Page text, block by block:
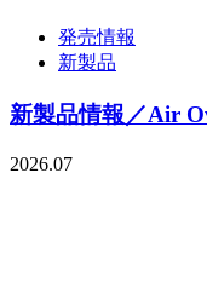
発売情報
新製品
新製品情報／Air
2026.07